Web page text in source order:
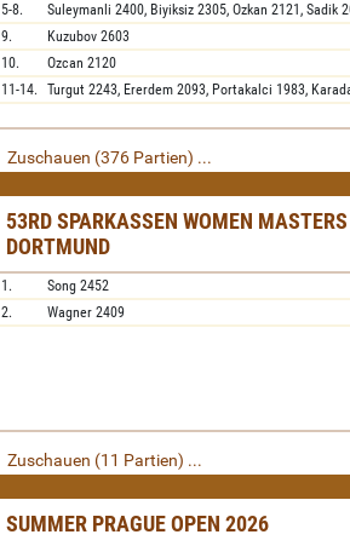
5-8.
Suleymanli 2400, Biyiksiz 2305, Ozkan 2121, Sadik
9.
Kuzubov 2603
10.
Ozcan 2120
11-14.
Turgut 2243, Ererdem 2093, Portakalci 1983,
Zuschauen (376 Partien) ...
53RD SPARKASSEN WOMEN
DORTMUND
1. Song 2452
2.
Wagner 2409
Zuschauen (11 Partien) ...
SUMMER PRAGUE OPEN 2026